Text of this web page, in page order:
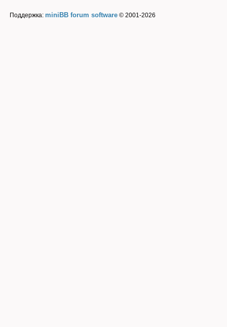
Поддержка: miniBB forum software © 2001-2026